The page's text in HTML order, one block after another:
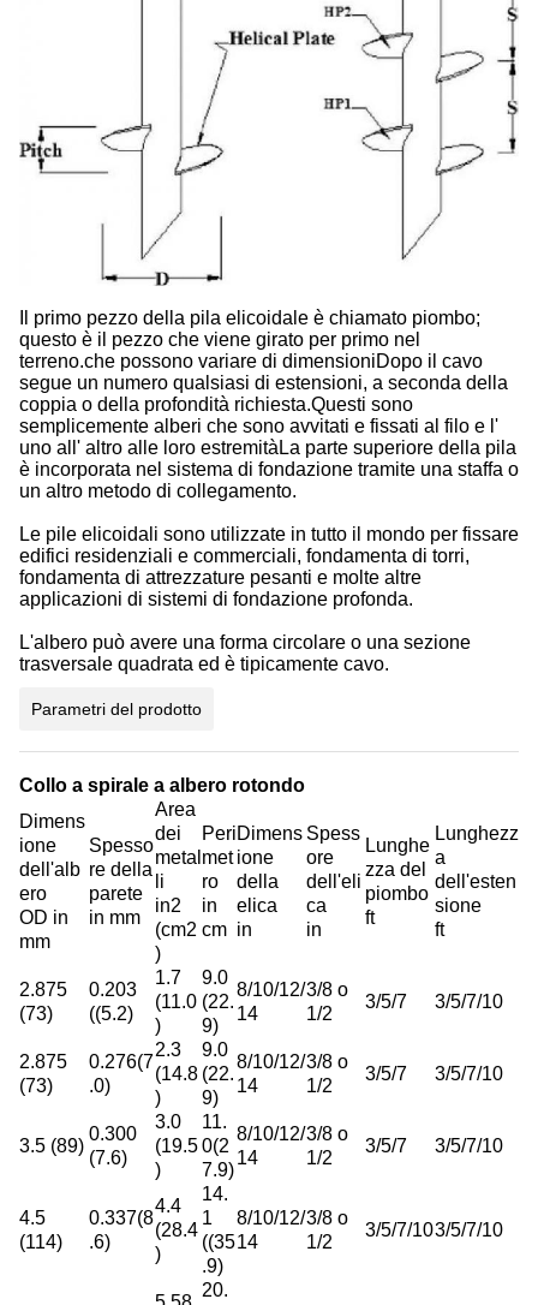
Il primo pezzo della pila elicoidale è chiamato piombo;
questo è il pezzo che viene girato per primo nel
terreno.che possono variare di dimensioniDopo il cavo
segue un numero qualsiasi di estensioni, a seconda della
coppia o della profondità richiesta.Questi sono
semplicemente alberi che sono avvitati e fissati al filo e l'
uno all' altro alle loro estremitàLa parte superiore della pila
è incorporata nel sistema di fondazione tramite una staffa o
un altro metodo di collegamento.
Le pile elicoidali sono utilizzate in tutto il mondo per fissare
edifici residenziali e commerciali, fondamenta di torri,
fondamenta di attrezzature pesanti e molte altre
applicazioni di sistemi di fondazione profonda.
L'albero può avere una forma circolare o una sezione
trasversale quadrata ed è tipicamente cavo.
Parametri del prodotto
Collo a spirale a albero rotondo
Dimens
ione
dell'alb
ero
OD in
mm
Spesso
re della
parete
in mm
Area
dei
metal
li
in2
(cm2
)
Peri
met
ro
in
cm
Dimens
ione
della
elica
in
Spess
ore
dell'eli
ca
in
Lunghe
zza del
piombo
ft
Lunghezz
a
dell'esten
sione
ft
2.875
(73)
0.203
((5.2)
1.7
(11.0
)
9.0
(22.
9)
8/10/12/
14
3/8 o
1/2
3/5/7 3/5/7/10
2.875
(73)
0.276(7
.0)
2.3
(14.8
)
9.0
(22.
9)
8/10/12/
14
3/8 o
1/2
3/5/7 3/5/7/10
3.5 (89)
0.300
(7.6)
3.0
(19.5
)
11.
0(2
7.9)
8/10/12/
14
3/8 o
1/2
3/5/7 3/5/7/10
4.5
(114)
0.337(8
.6)
4.4
(28.4
)
14.
1
((35
.9)
8/10/12/
14
3/8 o
1/2
3/5/7/103/5/7/10
20.